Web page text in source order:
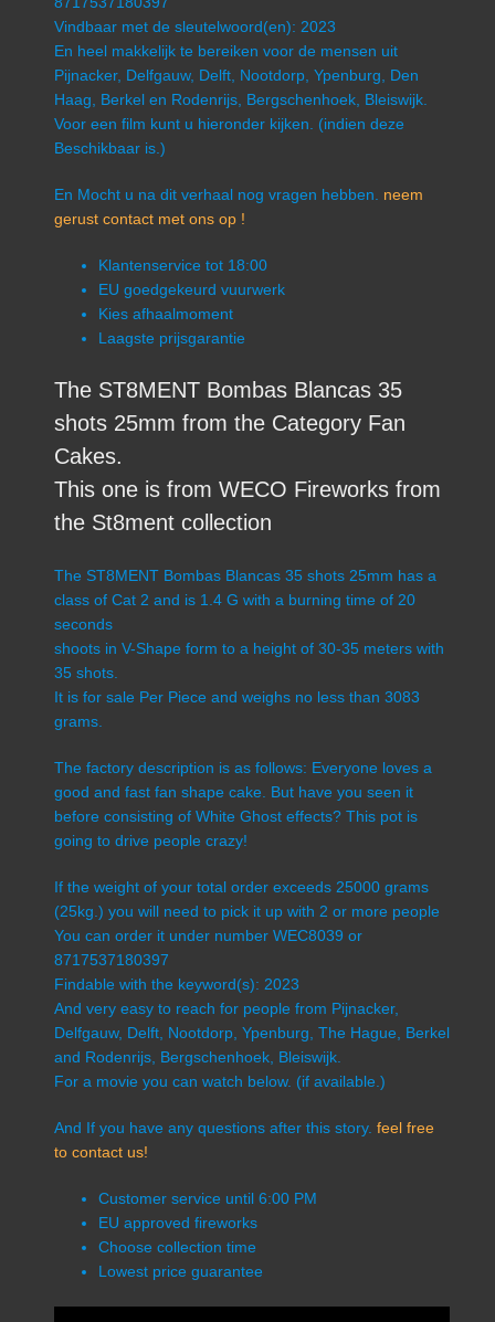
Vindbaar met de sleutelwoord(en): 2023
En heel makkelijk te bereiken voor de mensen uit
Pijnacker, Delfgauw, Delft, Nootdorp, Ypenburg, Den
Haag, Berkel en Rodenrijs, Bergschenhoek, Bleiswijk.
Voor een film kunt u hieronder kijken. (indien deze
Beschikbaar is.)
En Mocht u na dit verhaal nog vragen hebben. neem
gerust contact met ons op !
Klantenservice tot 18:00
EU goedgekeurd vuurwerk
Kies afhaalmoment
Laagste prijsgarantie
The ST8MENT Bombas Blancas 35
shots 25mm from the Category Fan
Cakes.
This one is from WECO Fireworks from
the St8ment collection
The ST8MENT Bombas Blancas 35 shots 25mm has a
class of Cat 2 and is 1.4 G with a burning time of 20
seconds
shoots in V-Shape form to a height of 30-35 meters with
35 shots.
It is for sale Per Piece and weighs no less than 3083
grams.
The factory description is as follows: Everyone loves a
good and fast fan shape cake. But have you seen it
before consisting of White Ghost effects? This pot is
going to drive people crazy!
If the weight of your total order exceeds 25000 grams
(25kg.) you will need to pick it up with 2 or more people
You can order it under number WEC8039 or
8717537180397
Findable with the keyword(s): 2023
And very easy to reach for people from Pijnacker,
Delfgauw, Delft, Nootdorp, Ypenburg, The Hague, Berkel
and Rodenrijs, Bergschenhoek, Bleiswijk.
For a movie you can watch below. (if available.)
And If you have any questions after this story. feel free
to contact us!
Customer service until 6:00 PM
EU approved fireworks
Choose collection time
Lowest price guarantee